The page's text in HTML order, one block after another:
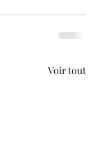
Voir tout